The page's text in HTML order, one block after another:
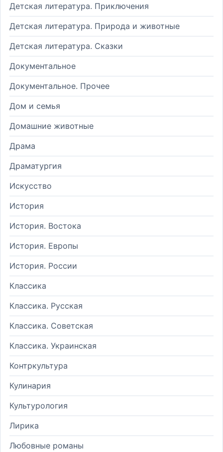
Детская литература. Приключения
Детская литература. Природа и животные
Детская литература. Сказки
Документальное
Документальное. Прочее
Дом и семья
Домашние животные
Драма
Драматургия
Искусство
История
История. Востока
История. Европы
История. России
Классика
Классика. Русская
Классика. Советская
Классика. Украинская
Контркультура
Кулинария
Культурология
Лирика
Любовные романы